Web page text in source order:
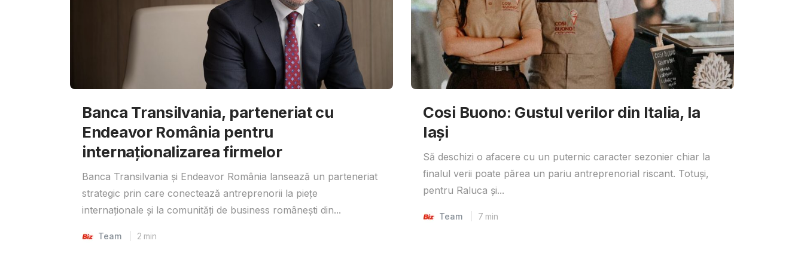
Banca Transilvania, parteneriat cu
Endeavor România pentru
internaționalizarea firmelor
Banca Transilvania și Endeavor România lansează un parteneriat
strategic prin care conectează antreprenorii la piețe
internaționale și la comunități de business românești din...
Team 2 min
Cosi Buono: Gustul verilor din Italia, la
Iași
Să deschizi o afacere cu un puternic caracter sezonier chiar la
finalul verii poate părea un pariu antreprenorial riscant. Totuși,
pentru Raluca și...
Team 7 min